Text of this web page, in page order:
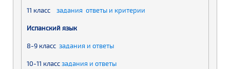
11 класс задания ответы и критерии
Испанский язык
8-9 класс задания и ответы
10-11 классзадания и ответы